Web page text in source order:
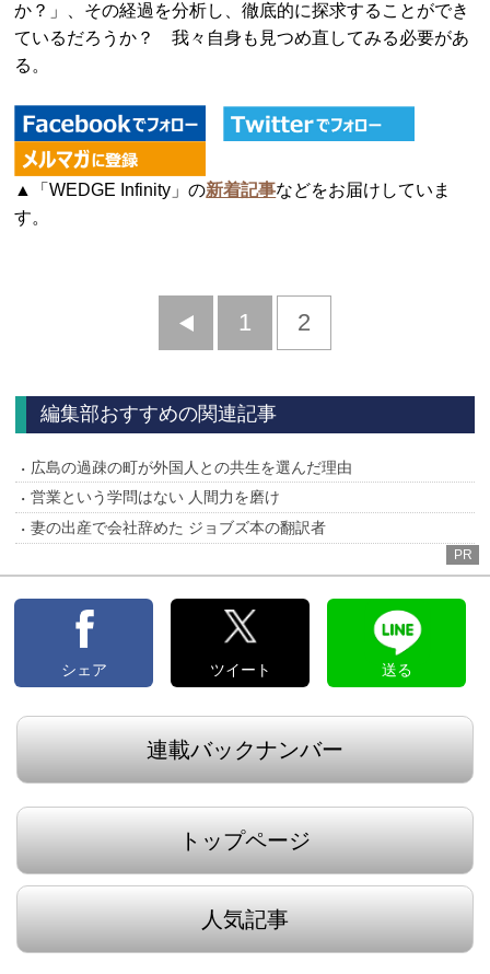
か？」、その経過を分析し、徹底的に探求することができ
ているだろうか？ 我々自身も見つめ直してみる必要があ
る。
▲「WEDGE Infinity」の新着記事などをお届けしていま
す。
前
1 2
編集部おすすめの関連記事
広島の過疎の町が外国人との共生を選んだ理由
営業という学問はない 人間力を磨け
妻の出産で会社辞めた ジョブズ本の翻訳者
PR
シェア ツイート 送る
連載バックナンバー
トップページ
人気記事